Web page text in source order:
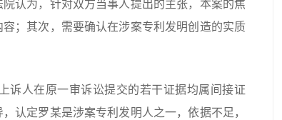
为，针对双方当事人提出的主张，本案的焦
；其次，需要确认在涉案专利发明创造的实质
人在原一审诉讼提交的若干证据均属间接证
认定罗某是涉案专利发明人之一，依据不足，